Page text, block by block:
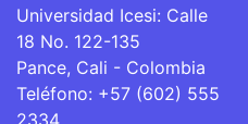
Universidad Icesi: Calle
18 No. 122-135
Pance, Cali - Colombia
Teléfono: +57 (602) 555
2334